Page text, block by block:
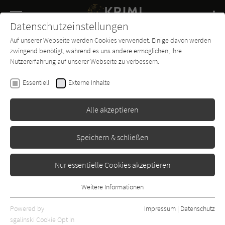
SUCHE
Buch-
Entdecker
Forum Charts
Alexandra Benedict
Der Christmas Killer
Erscheint vsl.: September 2026
Datenschutzeinstellungen
Auf unserer Webseite werden Cookies verwendet. Einige davon werden
zwingend benötigt, während es uns andere ermöglichen, Ihre
Nutzererfahrung auf unserer Webseite zu verbessern.
Essentiell Externe Inhalte
Alle akzeptieren
Speichern & schließen
Nur essentielle Cookies akzeptieren
Essentielle Cookies werden für grundlegende Funktionen der
Webseite benötigt. Dadurch ist gewährleistet, dass die Webseite
Weitere Informationen
Powered by
sgalinski Cookie Opt In
Impressum | Datenschutz